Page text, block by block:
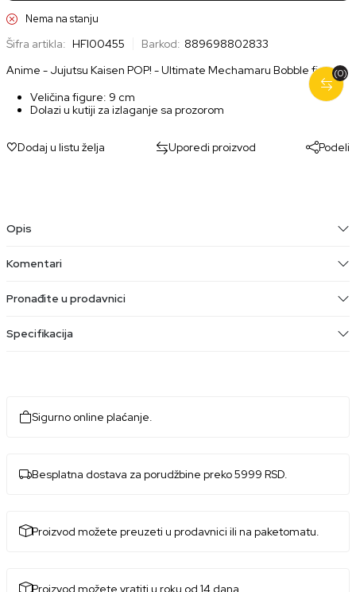
Nema na stanju
Šifra artikla: HFI00455 Barkod: 889698802833
Anime - Jujutsu Kaisen POP! - Ultimate Mechamaru Bobble figura
Veličina figure: 9 cm
Dolazi u kutiji za izlaganje sa prozorom
Dodaj u listu želja Uporedi proizvod Podeli
(0)
Opis
Komentari
Pronađite u prodavnici
Specifikacija
Sigurno online plaćanje.
Besplatna dostava za porudžbine preko 5999 RSD.
Proizvod možete preuzeti u prodavnici ili na paketomatu.
Proizvod možete vratiti u roku od 14 dana.